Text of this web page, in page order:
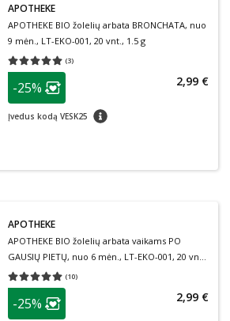
APOTHEKE
APOTHEKE BIO žolelių arbata BRONCHATA, nuo
9 mėn., LT-EKO-001, 20 vnt., 1.5 g
(3)
Vidutinis įvertinimas 5.00
patarimas
Lojalumo klubo narių nuolaida
-25%
Įvedus kodą VESK25 patarimas
2,99 €
APOTHEKE
APOTHEKE BIO žolelių arbata vaikams PO
GAUSIŲ PIETŲ, nuo 6 mėn., LT-EKO-001, 20 vnt.,
1.5 g
(10)
Vidutinis įvertinimas 5.00
patarimas
Lojalumo klubo narių nuolaida
-25% 2,99 €